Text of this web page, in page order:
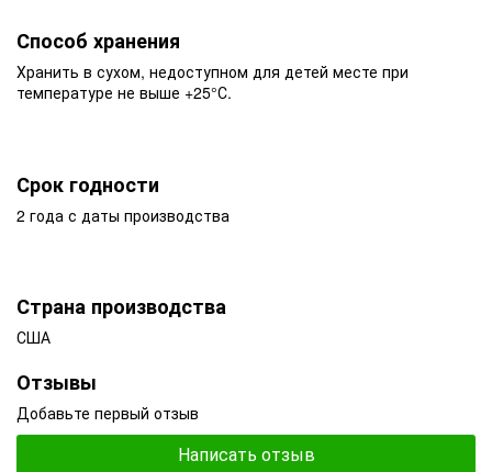
Способ хранения
Хранить в сухом, недоступном для детей месте при
температуре не выше +25°С.
Срок годности
2 года с даты производства
Страна производства
США
Отзывы
Добавьте первый отзыв
Написать отзыв